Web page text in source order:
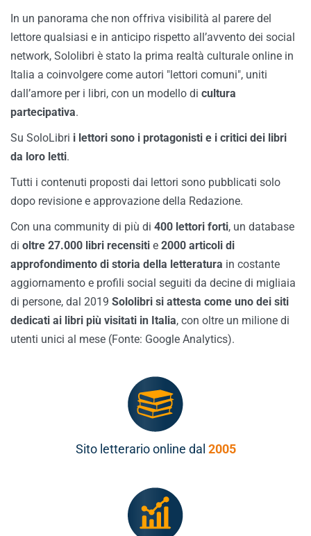
In un panorama che non offriva visibilità al parere del
lettore qualsiasi e in anticipo rispetto all’avvento dei social
network, Sololibri è stato la prima realtà culturale online in
Italia a coinvolgere come autori "lettori comuni", uniti
dall’amore per i libri, con un modello di cultura
partecipativa.
Su SoloLibri i lettori sono i protagonisti e i critici dei libri
da loro letti.
Tutti i contenuti proposti dai lettori sono pubblicati solo
dopo revisione e approvazione della Redazione.
Con una community di più di 400 lettori forti, un database
di oltre 27.000 libri recensiti e 2000 articoli di
approfondimento di storia della letteratura in costante
aggiornamento e profili social seguiti da decine di migliaia
di persone, dal 2019 Sololibri si attesta come uno dei siti
dedicati ai libri più visitati in Italia, con oltre un milione di
utenti unici al mese (Fonte: Google Analytics).
Sito letterario online dal 2005